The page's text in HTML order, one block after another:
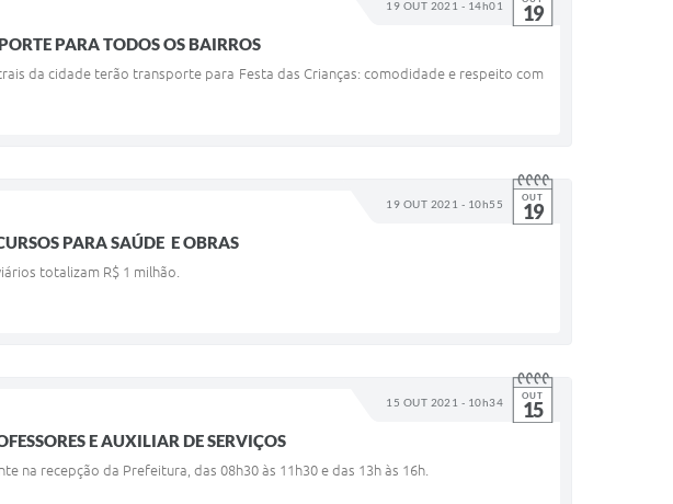
19 OUT 2021 - 14h01 19
PARA TODOS OS BAIRROS
da cidade terão transporte para Festa das Crianças: comodidade e respeito com
19 OUT 2021 - 10h55 OUT
19
PARA SAÚDE E OBRAS
totalizam R$ 1 milhão.
15 OUT 2021 - 10h34 OUT
15
E AUXILIAR DE SERVIÇOS
na recepção da Prefeitura, das 08h30 às 11h30 e das 13h às 16h.